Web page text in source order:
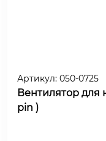
Артикул: 050-0725
Вентилятор для
pin )